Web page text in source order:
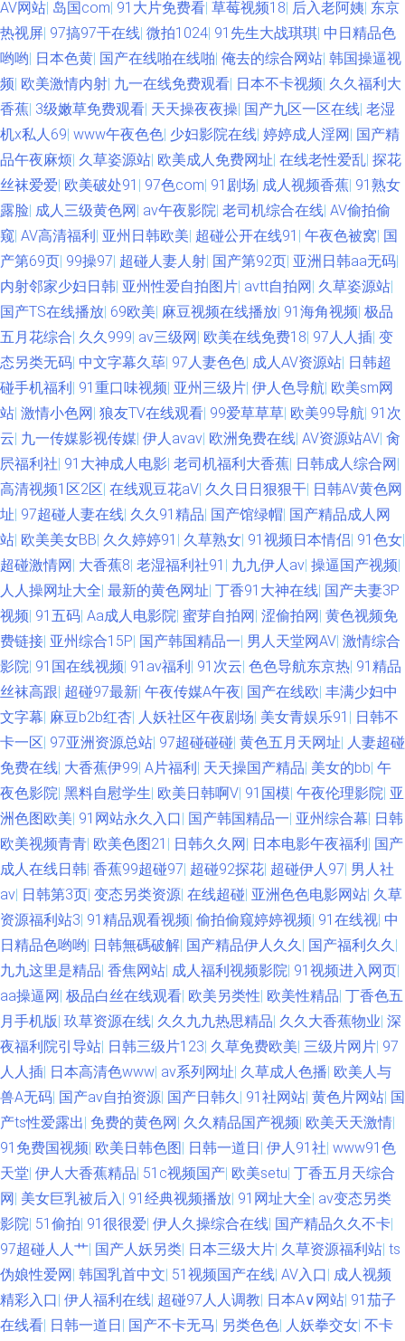
AV网站| 岛国com| 91大片免费看| 草莓视频18| 后入老阿姨| 东京
热视屏| 97搞97干在线| 微拍1024| 91先生大战琪琪| 中日精品色
哟哟| 日本色黄| 国产在线啪在线啪| 俺去的综合网站| 韩国操逼视
频| 欧美激情内射| 九一在线免费观看| 日本不卡视频| 久久福利大
香蕉| 3级嫩草免费观看| 天天操夜夜操| 国产九区一区在线| 老湿
机x私人69| www午夜色色| 少妇影院在线| 婷婷成人淫网| 国产精
品午夜麻烦| 久草姿源站| 欧美成人免费网址| 在线老性爱乱| 探花
丝袜爱爱| 欧美破处91 | 97色com| 91剧场| 成人视频香蕉| 91熟女
露脸| 成人三级黄色网| av午夜影院| 老司机综合在线| AV偷拍偷
窥| AV高清福利| 亚州日韩欧美| 超碰公开在线91 | 午夜色被窝| 国
产第69页| 99操97| 超碰人妻人射| 国产第92页| 亚洲日韩aa无码|
内射邻家少妇日韩| 亚州性爱自拍图片| avtt自拍网| 久草姿源站|
国产TS在线播放| 69欧美| 麻豆视频在线播放| 91海角视频| 极品
五月花综合| 久久999| av三级网| 欧美在线免费18| 97人人插| 变
态另类无码| 中文字幕久荜| 97人妻色色| 成人AV资源站| 日韩超
碰手机福利| 91重口味视频| 亚州三级片| 伊人色导航| 欧美sm网
站| 激情小色网| 狼友TV在线观看| 99爱草草草| 欧美99导航| 91次
云| 九一传媒影视传媒| 伊人avav| 欧洲免费在线| AV资源站AV| 肏
屄福利社| 91大神成人电影| 老司机福利大香蕉| 日韩成人综合网|
高清视频1区2区| 在线观豆花aV| 久久日日狠狠干| 日韩AV黄色网
址| 97超碰人妻在线| 久久91精品| 国产馆绿帽| 国产精品成人网
站| 欧美美女BB| 久久婷婷91 | 久草熟女| 91视频日本情侣| 91色女|
超碰激情网| 大香蕉8| 老湿福利社91 | 九九伊人av| 操逼国产视频|
人人操网址大全| 最新的黄色网址| 丁香91大神在线| 国产夫妻3P
视频| 91五码| Aa成人电影院| 蜜芽自拍网| 涩偷拍网| 黄色视频免
费链接| 亚州综合15P| 国产韩国精品一| 男人天堂网AV| 激情综合
影院| 91国在线视频| 91av福利| 91次云| 色色导航东京热| 91精品
丝袜高跟| 超碰97最新| 午夜传媒A午夜| 国产在线欧| 丰满少妇中
文字幕| 麻豆b2b红杏| 人妖社区午夜剧场| 美女青娱乐91 | 日韩不
卡一区| 97亚洲资源总站| 97超碰碰碰| 黄色五月天网址| 人妻超碰
免费在线| 大香蕉伊99| A片福利| 天天操国产精品| 美女的bb| 午
夜色影院| 黑料自慰学生| 欧美日韩啊V| 91国模| 午夜伦理影院| 亚
洲色图欧美| 91网站永久入口| 国产韩国精品一| 亚州综合幕| 日韩
欧美视频青青| 欧美色图21 | 日韩久久网| 日本电影午夜福利| 国产
成人在线日韩| 香蕉99超碰97| 超碰92探花| 超碰伊人97| 男人社
av| 日韩第3页| 变态另类资源| 在线超碰| 亚洲色色电影网站| 久草
资源福利站3| 91精品观看视频| 偷拍偷窥婷婷视频| 91在线视| 中
日精品色哟哟| 日韩無碼破解| 国产精品伊人久久| 国产福利久久|
九九这里是精品| 香焦网站| 成人福利视频影院| 91视频进入网页|
aa操逼网| 极品白丝在线观看| 欧美另类性| 欧美性精品| 丁香色五
月手机版| 玖草资源在线| 久久九九热思精品| 久久大香蕉物业| 深
夜福利院引导站| 日韩三级片123| 久草免费欧美| 三级片网片| 97
人人插| 日本高清色www| av系列网址| 久草成人色播| 欧美人与
兽A无码| 国产av自拍资源| 国产日韩久| 91社网站| 黄色片网站| 国
产ts性爱露出| 免费的黄色网| 久久精品国产视频| 欧美天天激情|
91免费国视频| 欧美日韩色图| 日韩一道日| 伊人91社| www91色
天堂| 伊人大香蕉精品| 51c视频国产| 欧美setu| 丁香五月天综合
网| 美女巨乳被后入| 91经典视频播放| 91网址大全| av变态另类
影院| 51偷拍| 91很很爱| 伊人久操综合在线| 国产精品久久不卡|
97超碰人人艹| 国产人妖另类| 日本三级大片| 久草资源福利站| ts
伪娘性爱网| 韩国乳首中文| 51视频国产在线| AV入口| 成人视频
精彩入口| 伊人福利在线| 超碰97人人调教| 日本A∨网站| 91茄子
在线看| 日韩一道日| 国产不卡无马| 另类色色| 人妖拳交女| 不卡